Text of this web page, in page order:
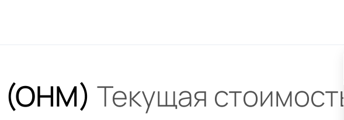
Текущая стоимость